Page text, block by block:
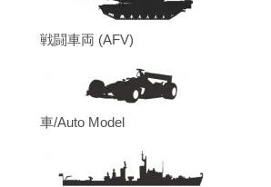
戦闘車両 (AFV)
車/Auto Model